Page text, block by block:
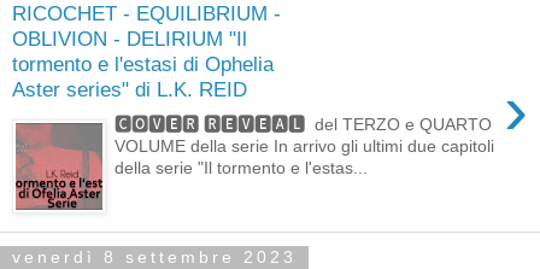
RICOCHET - EQUILIBRIUM -
OBLIVION - DELIRIUM "Il
tormento e l'estasi di Ophelia
Aster series" di L.K. REID
›
🅲🅾🆅🅴🆁 🆁🅴🆅🅴🅰🅻 del TERZO e QUARTO
VOLUME della serie In arrivo gli ultimi due capitoli
della serie "Il tormento e l'estas...
venerdì 8 settembre 2023